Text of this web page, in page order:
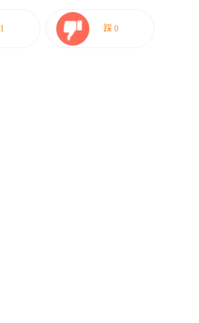
1 踩 0